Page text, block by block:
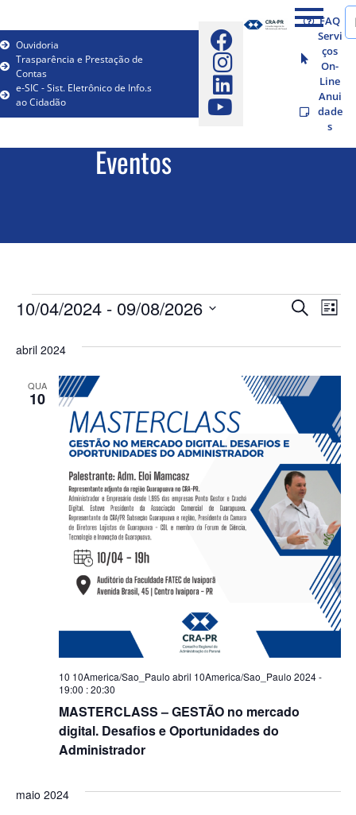
Ouvidoria
Trasparência e Prestação de
Contas
e-SIC - Sist. Eletrônico de Info.s
ao Cidadão
FAQ
Servi
ços
On-
Line
Anui
dade
s
Eventos
e
de
de
Procurar
Lista
10/04/2024 - 09/08/2026
data.
abril 2024
QUA
10
MASTERCLASS – GESTÃO no mercado
digital. Desafios e Oportunidades do
Administrador
10 10America/Sao_Paulo abril 10America/Sao_Paulo 2024 -
19:00 :20:30
maio 2024